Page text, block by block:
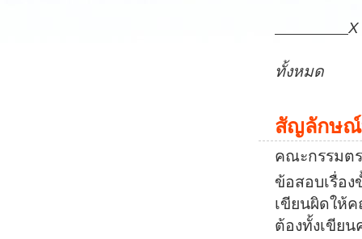
ทั้งหมด
สัญลักษณ์
คณะกรรมต
ข้อสอบเรื่อ
เขียนผิดให้
ต้องทั้งเขีย